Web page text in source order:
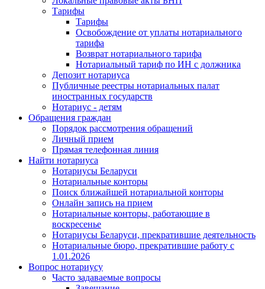
Тарифы
Тарифы
Освобождение от уплаты нотариального
тарифа
Возврат нотариального тарифа
Нотариальный тариф по ИН с должника
Депозит нотариуса
Публичные реестры нотариальных палат
иностранных государств
Нотариус - детям
Обращения граждан
Порядок рассмотрения обращений
Личный прием
Прямая телефонная линия
Найти нотариуса
Нотариусы Беларуси
Нотариальные конторы
Поиск ближайшей нотариальной конторы
Онлайн запись на прием
Нотариальные конторы, работающие в
воскресенье
Нотариусы Беларуси, прекратившие деятельность
Нотариальные бюро, прекратившие работу с
1.01.2026
Вопрос нотариусу
Часто задаваемые вопросы